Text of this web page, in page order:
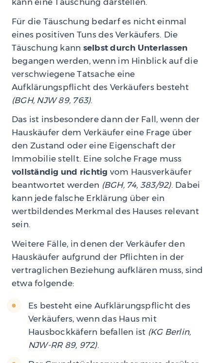
Für die Täuschung bedarf es nicht einmal
eines positiven Tuns des Verkäufers. Die
Täuschung kann selbst durch Unterlassen
begangen werden, wenn im Hinblick auf die
verschwiegene Tatsache eine
Aufklärungspflicht des Verkäufers besteht
(BGH, NJW 89, 763).
Das ist insbesondere dann der Fall, wenn der
Hauskäufer dem Verkäufer eine Frage über
den Zustand oder eine Eigenschaft der
Immobilie stellt. Eine solche Frage muss
vollständig und richtig vom Hausverkäufer
beantwortet werden (BGH, 74, 383/92). Dabei
kann jede falsche Erklärung über ein
wertbildendes Merkmal des Hauses relevant
sein.
Weitere Fälle, in denen der Verkäufer den
Hauskäufer aufgrund der Pflichten in der
vertraglichen Beziehung aufklären muss, sind
etwa folgende:
Es besteht eine Aufklärungspflicht des
Verkäufers, wenn das Haus mit
Hausbockkäfern befallen ist (KG Berlin,
NJW-RR 89, 972).